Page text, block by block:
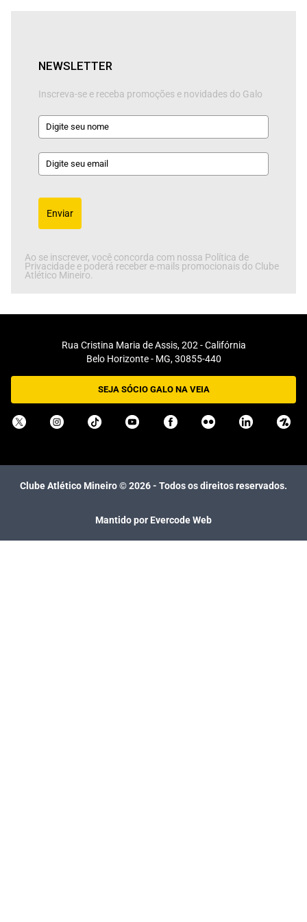
NEWSLETTER
Inscreva-se e receba promoções e novidades do Galo
Enviar
Ao se inscrever, você concorda com nossa Política de
Privacidade e poderá receber e-mails promocionais do Clube
Atlético Mineiro.
Rua Cristina Maria de Assis, 202 - Califórnia
Belo Horizonte - MG, 30855-440
SEJA SÓCIO GALO NA VEIA
Clube Atlético Mineiro ©2026- Todos os direitos reservados.
Mantido por Evercode Web